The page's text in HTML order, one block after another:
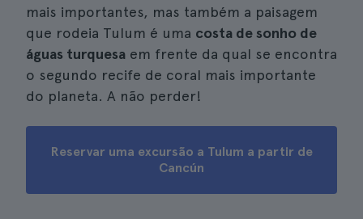
mais importantes, mas também a paisagem
que rodeia Tulum é uma costa de sonho de
águas turquesa em frente da qual se encontra
o segundo recife de coral mais importante
do planeta. A não perder!
Reservar uma excursão a Tulum a partir de
Cancún